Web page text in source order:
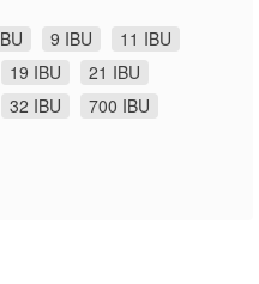
9 IBU
11 IBU
19 IBU
21 IBU
32 IBU
700 IBU